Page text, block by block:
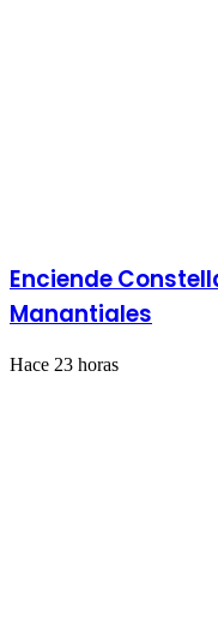
Enciende
Manantiales
Hace 23 horas